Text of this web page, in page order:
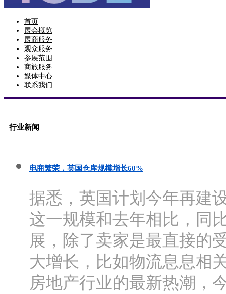
首页
展会概览
展商服务
观众服务
参展范围
商旅服务
媒体中心
联系我们
行业新闻
电商繁荣，英国仓库规模增长60%
据悉，英国计划今年再建
这一规模和去年相比，同
展，除了卖家是最直接的
大增长，比如物流息息相
房地产行业的最新热潮，